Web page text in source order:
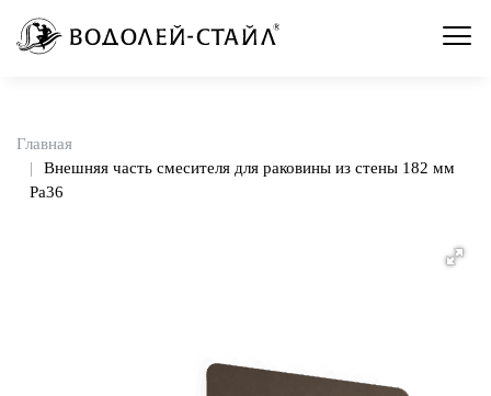
Главная
Внешняя часть смесителя для раковины из стены 182 мм
Pa36